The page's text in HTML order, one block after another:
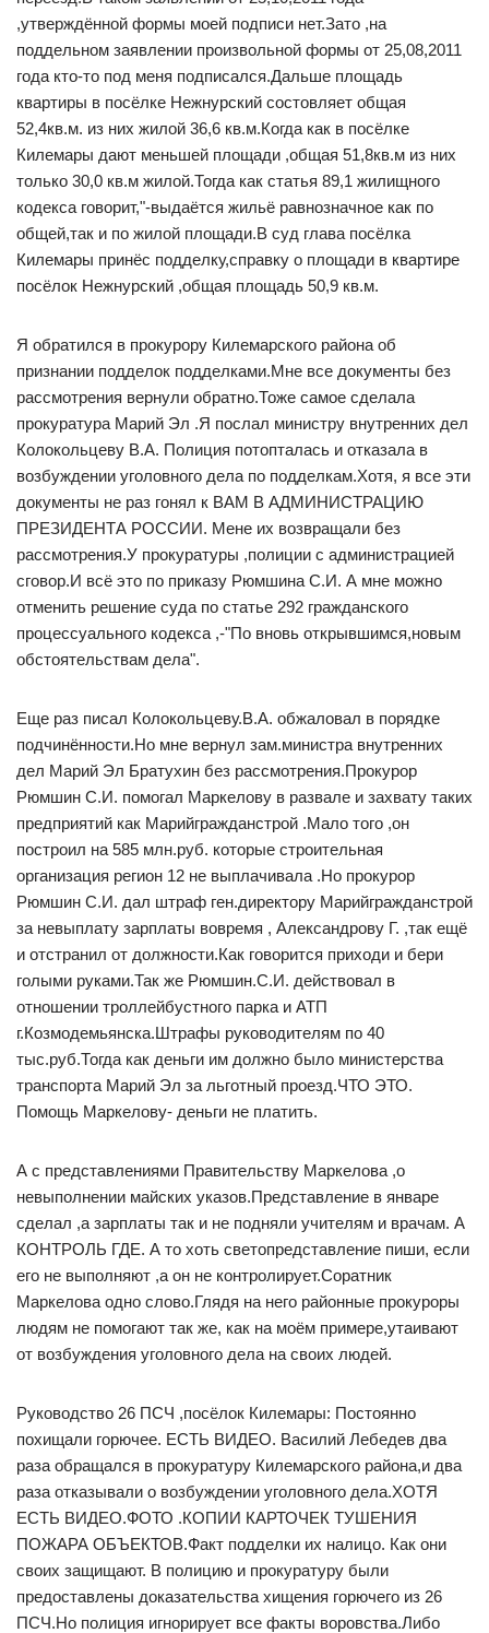
,утверждённой формы моей подписи нет.Зато ,на
поддельном заявлении произвольной формы от 25,08,2011
года кто-то под меня подписался.Дальше площадь
квартиры в посёлке Нежнурский состовляет общая
52,4кв.м. из них жилой 36,6 кв.м.Когда как в посёлке
Килемары дают меньшей площади ,общая 51,8кв.м из них
только 30,0 кв.м жилой.Тогда как статья 89,1 жилищного
кодекса говорит,"-выдаётся жильё равнозначное как по
общей,так и по жилой площади.В суд глава посёлка
Килемары принёс подделку,справку о площади в квартире
посёлок Нежнурский ,общая площадь 50,9 кв.м.
Я обратился в прокурору Килемарского района об
признании подделок подделками.Мне все документы без
рассмотрения вернули обратно.Тоже самое сделала
прокуратура Марий Эл .Я послал министру внутренних дел
Колокольцеву В.А. Полиция потопталась и отказала в
возбуждении уголовного дела по подделкам.Хотя, я все эти
документы не раз гонял к ВАМ В АДМИНИСТРАЦИЮ
ПРЕЗИДЕНТА РОССИИ. Мене их возвращали без
рассмотрения.У прокуратуры ,полиции с администрацией
сговор.И всё это по приказу Рюмшина С.И. А мне можно
отменить решение суда по статье 292 гражданского
процессуального кодекса ,-"По вновь открывшимся,новым
обстоятельствам дела".
Еще раз писал Колокольцеву.В.А. обжаловал в порядке
подчинённости.Но мне вернул зам.министра внутренних
дел Марий Эл Братухин без рассмотрения.Прокурор
Рюмшин С.И. помогал Маркелову в развале и захвату таких
предприятий как Марийгражданстрой .Мало того ,он
построил на 585 млн.руб. которые строительная
организация регион 12 не выплачивала .Но прокурор
Рюмшин С.И. дал штраф ген.директору Марийгражданстрой
за невыплату зарплаты вовремя , Александрову Г. ,так ещё
и отстранил от должности.Как говорится приходи и бери
голыми руками.Так же Рюмшин.С.И. действовал в
отношении троллейбустного парка и АТП
г.Козмодемьянска.Штрафы руководителям по 40
тыс.руб.Тогда как деньги им должно было министерства
транспорта Марий Эл за льготный проезд.ЧТО ЭТО.
Помощь Маркелову- деньги не платить.
А с представлениями Правительству Маркелова ,о
невыполнении майских указов.Представление в январе
сделал ,а зарплаты так и не подняли учителям и врачам. А
КОНТРОЛЬ ГДЕ. А то хоть светопредставление пиши, если
его не выполняют ,а он не контролирует.Соратник
Маркелова одно слово.Глядя на него районные прокуроры
людям не помогают так же, как на моём примере,утаивают
от возбуждения уголовного дела на своих людей.
Руководство 26 ПСЧ ,посёлок Килемары: Постоянно
похищали горючее. ЕСТЬ ВИДЕО. Василий Лебедев два
раза обращался в прокуратуру Килемарского района,и два
раза отказывали о возбуждении уголовного дела.ХОТЯ
ЕСТЬ ВИДЕО.ФОТО .КОПИИ КАРТОЧЕК ТУШЕНИЯ
ПОЖАРА ОБЪЕКТОВ.Факт подделки их налицо. Как они
своих защищают. В полицию и прокуратуру были
предоставлены доказательства хищения горючего из 26
ПСЧ.Но полиция игнорирует все факты воровства.Либо